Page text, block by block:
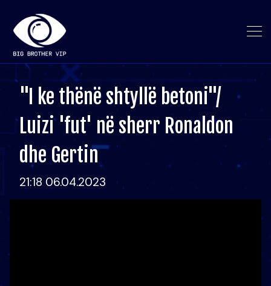
"I ke thënë shtyllë betoni"/
Luizi 'fut' në sherr Ronaldon
dhe Gertin
21:18 06.04.2023